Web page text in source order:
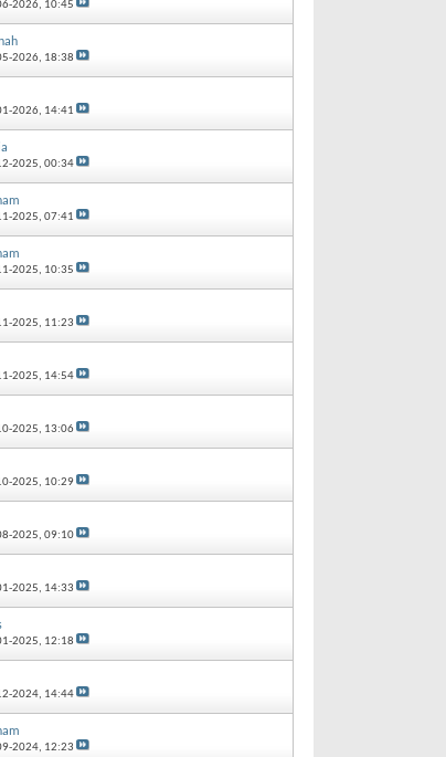
2026, 10:45
2026, 18:38
2026, 14:41
2025, 00:34
2025, 07:41
2025, 10:35
2025, 11:23
2025, 14:54
2025, 13:06
2025, 10:29
2025, 09:10
2025, 14:33
2025, 12:18
2024, 14:44
2024, 12:23